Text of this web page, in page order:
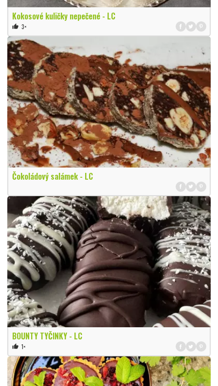
Kokosové kuličky nepečené - LC
thumb_up 3×
Čokoládový salámek - LC
BOUNTY TYČINKY - LC
thumb_up 1×